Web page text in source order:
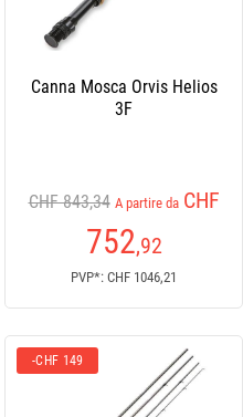
Canna Mosca Orvis Helios
3F
CHF 843,34 A partire da CHF
752,92
PVP*: CHF 1046,21
-CHF 149